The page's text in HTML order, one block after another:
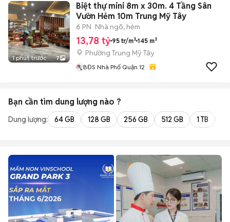
1 phút trước 7
Biệt thự mini 8m x 30m. 4 Tầng Sân
Vườn Hẻm 10m Trung Mỹ Tây
6 PN Nhà ngõ, hẻm
13,78 tỷ 95 tr/m² 145 m²
Phường Trung Mỹ Tây
BĐS Nhà Phố Quận 12
Bạn cần tìm dung lượng nào ?
Dung lượng: 64 GB 128 GB 256 GB 512 GB 1 TB